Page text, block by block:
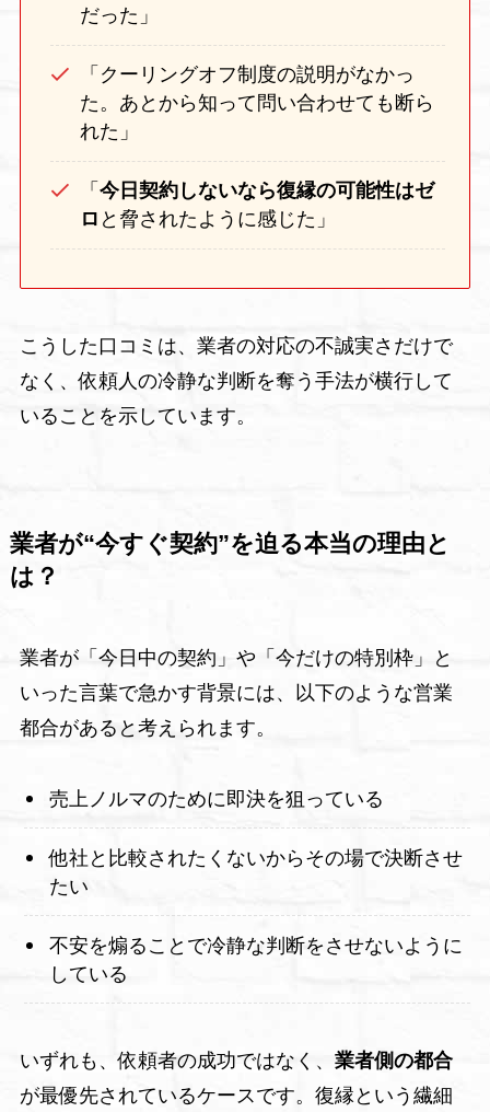
だった」
「クーリングオフ制度の説明がなかっ
た。あとから知って問い合わせても断ら
れた」
「 今日契約しないなら復縁の可能性はゼ
ロ と脅されたように感じた」
こうした口コミは、業者の対応の不誠実さだけで
なく、依頼人の冷静な判断を奪う手法が横行して
いることを示しています。
業者が“今すぐ契約”を迫る本当の理由と
は？
業者が「今日中の契約」や「今だけの特別枠」と
いった言葉で急かす背景には、以下のような営業
都合があると考えられます。
売上ノルマのために即決を狙っている
他社と比較されたくないからその場で決断させ
たい
不安を煽ることで冷静な判断をさせないように
している
いずれも、依頼者の成功ではなく、 業者側の都合
が最優先されているケースです。復縁という繊細